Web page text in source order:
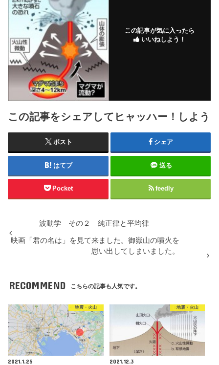
この記事が気に入ったら
いいねしよう！
この記事をシェアしてヒャッハー！しよう
ポスト シェア
はてブ 送る
Pocket feedly
波動学 その２ 純正律と平均律
映画「君の名は」を見て来ました。御嶽山の噴火を
思い出してしまいました。
RECOMMEND こちらの記事も人気です。
地震・火山
2021.1.25
地震・火山
2021.12.3